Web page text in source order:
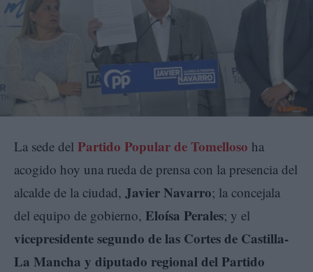
La sede del Partido Popular de Tomelloso ha
acogido hoy una rueda de prensa con la presencia del
alcalde de la ciudad, Javier Navarro; la concejala
del equipo de gobierno, Eloísa Perales; y el
vicepresidente segundo de las Cortes de Castilla-
La Mancha y diputado regional del Partido